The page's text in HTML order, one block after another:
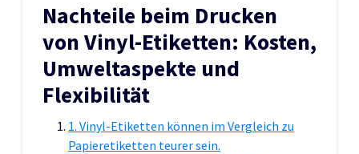
Nachteile beim Drucken
von Vinyl-Etiketten: Kosten,
Umweltaspekte und
Flexibilität
1. Vinyl-Etiketten können im Vergleich zu
Papieretiketten teurer sein.